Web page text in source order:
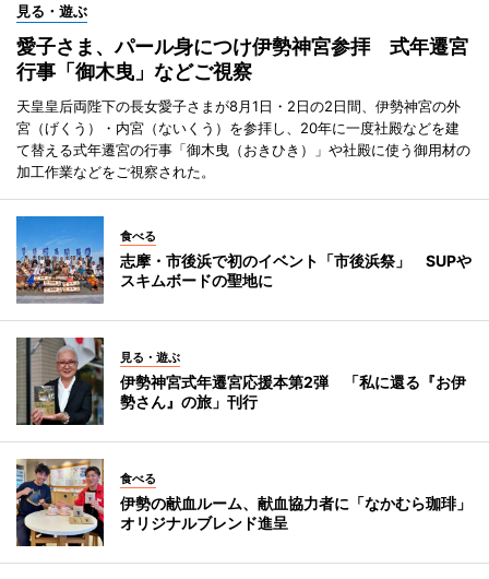
見る・遊ぶ
愛子さま、パール身につけ伊勢神宮参拝 式年遷宮
行事「御木曳」などご視察
天皇皇后両陛下の長女愛子さまが8月1日・2日の2日間、伊勢神宮の外
宮（げくう）・内宮（ないくう）を参拝し、20年に一度社殿などを建
て替える式年遷宮の行事「御木曳（おきひき）」や社殿に使う御用材の
加工作業などをご視察された。
食べる
志摩・市後浜で初のイベント「市後浜祭」 SUPや
スキムボードの聖地に
見る・遊ぶ
伊勢神宮式年遷宮応援本第2弾 「私に還る『お伊
勢さん』の旅」刊行
食べる
伊勢の献血ルーム、献血協力者に「なかむら珈琲」
オリジナルブレンド進呈